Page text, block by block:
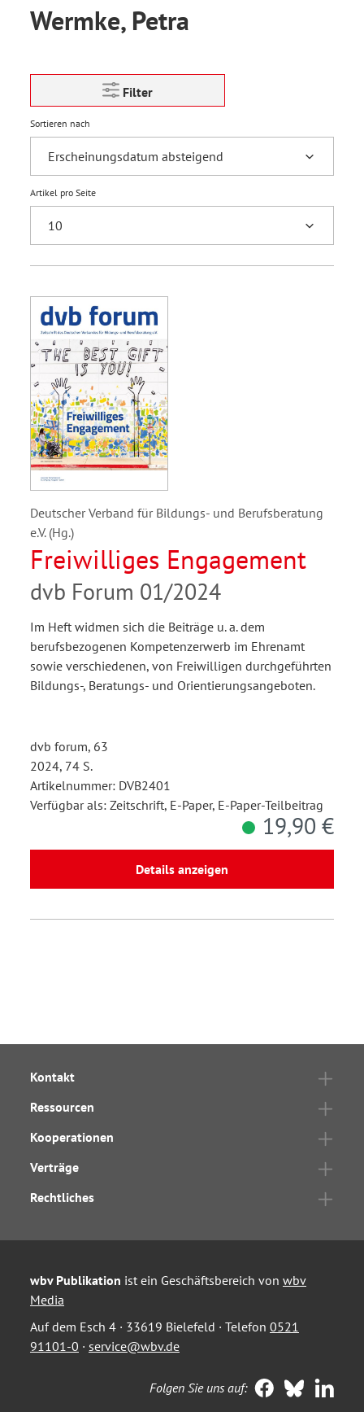
Wermke, Petra
Filter
Sortieren nach
Artikel pro Seite
Deutscher Verband für Bildungs- und Berufsberatung
e.V. (Hg.)
Freiwilliges Engagement
dvb Forum 01/2024
Im Heft widmen sich die Beiträge u. a. dem
berufsbezogenen Kompetenzerwerb im Ehrenamt
sowie verschiedenen, von Freiwilligen durchgeführten
Bildungs-, Beratungs- und Orientierungsangeboten.
dvb forum, 63
2024, 74 S.
Artikelnummer: DVB2401
Verfügbar als: Zeitschrift, E-Paper, E-Paper-Teilbeitrag
19,90 €
Details anzeigen
Kontakt
Ressourcen
Kooperationen
Verträge
Rechtliches
wbv Publikation ist ein Geschäftsbereich von wbv
Media
Auf dem Esch 4 · 33619 Bielefeld · Telefon 0521
91101-0 · service@wbv.de
Folgen Sie uns auf: